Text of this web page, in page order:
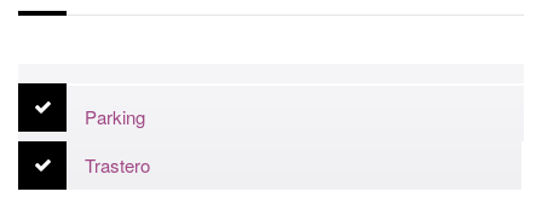
Parking
Trastero